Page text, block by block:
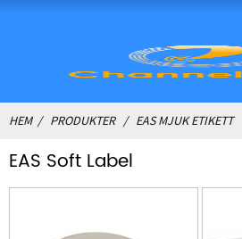
HEM PRODUKTER EAS MJUK ETIKETT
EAS Soft Label